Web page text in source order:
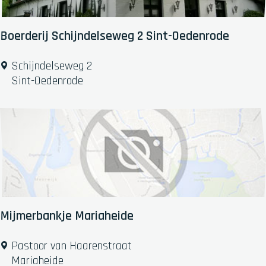
e
p
Boerderij Schijndelseweg 2 Sint-Oedenrode
B
S
c
i
Schijndelseweg 2
Sint-Oedenrode
Mijmerbankje Mariaheide
M Pastoor van Haarenstraat
Mariaheide